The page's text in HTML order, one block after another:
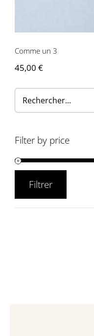
Comme un 3
45,00 €
Filter by price
Filtrer